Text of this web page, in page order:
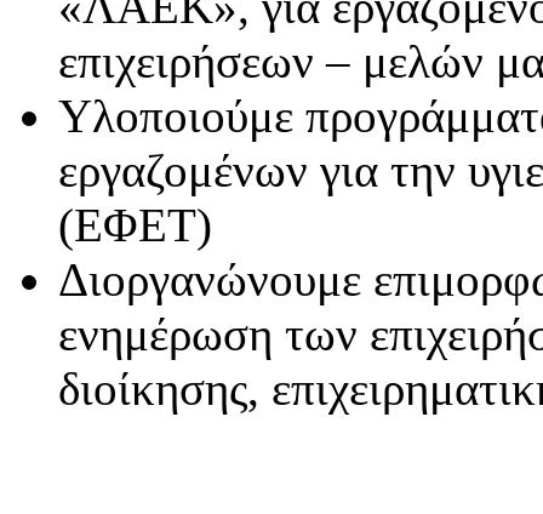
επιχειρήσεων – μελών
Υλοποιούμε
εργαζομένων για την
(ΕΦΕΤ)
Διοργανώνουμε
ενημέρωση των
διοίκησης,